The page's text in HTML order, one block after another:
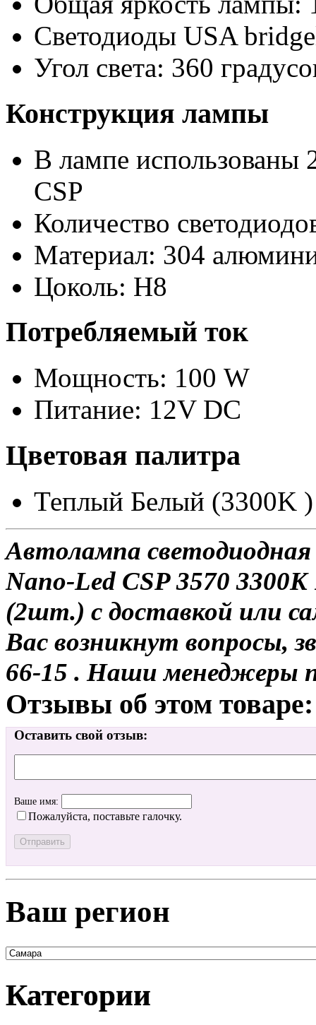
Светодиоды USA
Угол света: 360
Конструкция лампы
В лампе использованы
CSP
Количество
Материал: 304
Цоколь: H8
Потребляемый ток
Мощность: 100 W
Питание: 12V DC
Цветовая палитра
Теплый Белый (3300K )
Автолампа
Nano-Led CSP 3570
(2шт.) с доставкой или
Вас возникнут вопросы,
66-15 . Наши менеджеры
Отзывы об этом товаре:
Оставить свой отзыв:
Ваше имя:
Пожалуйста, поставьте галочку.
Ваш регион
Категории